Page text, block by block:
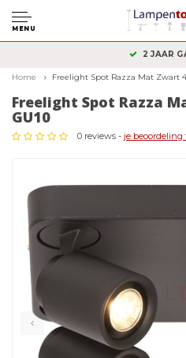
MENU
2 JAAR
Home Freelight Spot Razza Mat Zwart
Freelight Spot Razza
GU10
0 reviews - je beoordeling